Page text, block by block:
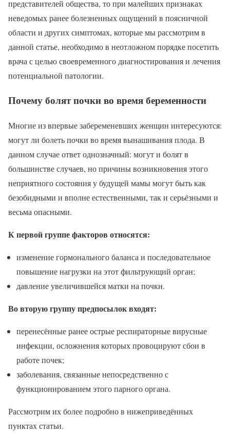
представителей общества, то при малейших признаках
неведомых ранее болезненных ощущений в поясничной
области и других симптомах, которые мы рассмотрим в
данной статье, необходимо в неотложном порядке посетить
врача с целью своевременного диагностирования и лечения
потенциальной патологии.
Почему болят почки во время беременности
Многие из впервые забеременевших женщин интересуются:
могут ли болеть почки во время вынашивания плода. В
данном случае ответ однозначный: могут и болят в
большинстве случаев, но причины возникновения этого
неприятного состояния у будущей мамы могут быть как
безобидными и вполне естественными, так и серьёзными и
весьма опасными.
К первой группе факторов относятся:
изменение гормонального баланса и последовательное
повышение нагрузки на этот фильтрующий орган;
давление увеличившейся матки на почки.
Во вторую группу предпосылок входят:
перенесённые ранее острые респираторные вирусные
инфекции, осложнения которых провоцируют сбои в
работе почек;
заболевания, связанные непосредственно с
функционированием этого парного органа.
Рассмотрим их более подробно в нижеприведённых
пунктах статьи.